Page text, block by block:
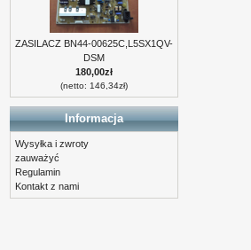
ZASILACZ BN44-00625C,L5SX1QV-
DSM
180,00zł
(netto: 146,34zł)
Informacja
Wysyłka i zwroty
zauważyć
Regulamin
Kontakt z nami